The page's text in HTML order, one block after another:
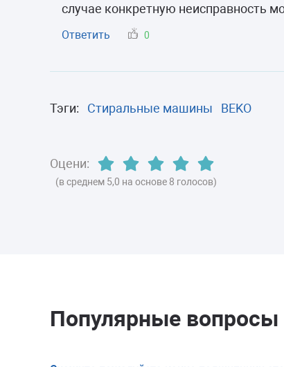
случае конкретную неисправность
Ответить 0
Тэги: Стиральные машины BEKO
Оцени:
(в среднем 5,0 на основе 8 голосов)
Популярные вопросы